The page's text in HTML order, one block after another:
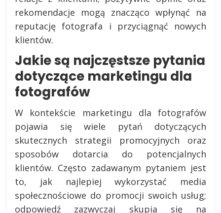
rekomendacje mogą znacząco wpłynąć na
reputację fotografa i przyciągnąć nowych
klientów.
Jakie są najczęstsze pytania
dotyczące marketingu dla
fotografów
W kontekście marketingu dla fotografów
pojawia się wiele pytań dotyczących
skutecznych strategii promocyjnych oraz
sposobów dotarcia do potencjalnych
klientów. Często zadawanym pytaniem jest
to, jak najlepiej wykorzystać media
społecznościowe do promocji swoich usług;
odpowiedź zazwyczaj skupia się na